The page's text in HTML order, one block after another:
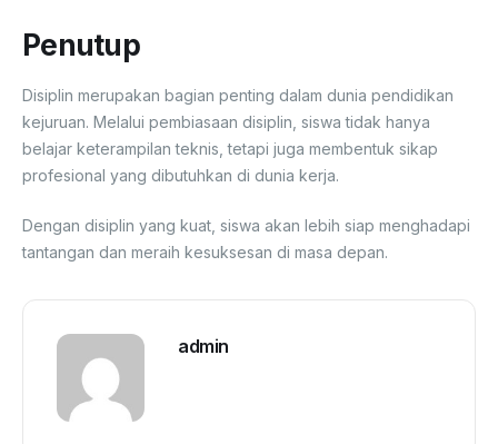
Penutup
Disiplin merupakan bagian penting dalam dunia pendidikan
kejuruan. Melalui pembiasaan disiplin, siswa tidak hanya
belajar keterampilan teknis, tetapi juga membentuk sikap
profesional yang dibutuhkan di dunia kerja.
Dengan disiplin yang kuat, siswa akan lebih siap menghadapi
tantangan dan meraih kesuksesan di masa depan.
admin